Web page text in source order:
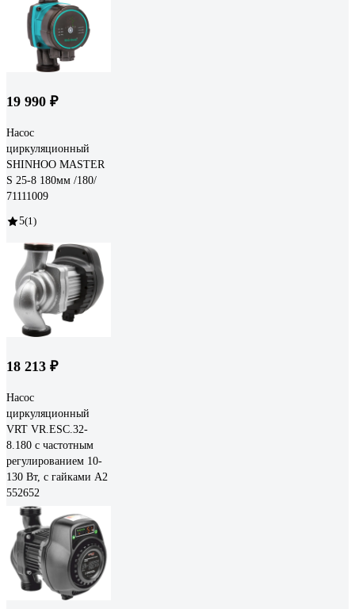
19 990 ₽
Насос
циркуляционный
SHINHOO MASTER
S 25-8 180мм /180/
71111009
5(1)
18 213 ₽
Насос
циркуляционный
VRT VR.ESC.32-
8.180 с частотным
регулированием 10-
130 Вт, с гайками A2
552652